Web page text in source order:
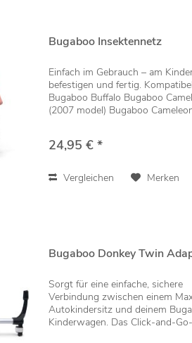
Bugaboo Insektennetz
Einfach im Gebrauch – am
befestigen und fertig.
Bugaboo Buffalo Bugaboo
(2007 model) Bugaboo
2 Bugaboo Donkey 3 Bugaboo...
24,95 € *
Vergleichen Merken
Bugaboo Donkey Twin
Sorgt für eine einfache, sichere
Verbindung zwischen einem
Autokindersitz und deinem
Kinderwagen. Das Click-and-